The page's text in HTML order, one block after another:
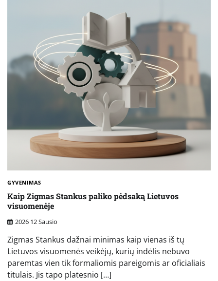
GYVENIMAS
Kaip Zigmas Stankus paliko pėdsaką Lietuvos
visuomenėje
2026 12 Sausio
Zigmas Stankus dažnai minimas kaip vienas iš tų
Lietuvos visuomenės veikėjų, kurių indėlis nebuvo
paremtas vien tik formaliomis pareigomis ar oficialiais
titulais. Jis tapo platesnio […]